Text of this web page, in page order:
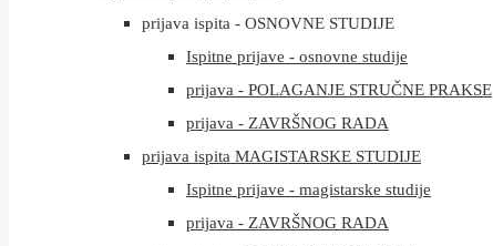
prijava ispita - OSNOVNE STUDIJE
Ispitne prijave - osnovne studije
prijava - POLAGANJE STRUČNE PRAKSE
prijava - ZAVRŠNOG RADA
prijava ispita MAGISTARSKE STUDIJE
Ispitne prijave - magistarske studije
prijava - ZAVRŠNOG RADA